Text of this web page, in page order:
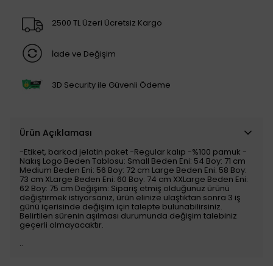
2500 TL Üzeri Ücretsiz Kargo
İade ve Değişim
3D Security ile Güvenli Ödeme
Ürün Açıklaması
-Etiket, barkod jelatin paket -Regular kalıp -%100 pamuk -
Nakış Logo Beden Tablosu: Small Beden Eni: 54 Boy: 71 cm
Medium Beden Eni: 56 Boy: 72 cm Large Beden Eni: 58 Boy:
73 cm XLarge Beden Eni: 60 Boy: 74 cm XXLarge Beden Eni:
62 Boy: 75 cm Değişim: Sipariş etmiş olduğunuz ürünü
değiştirmek istiyorsanız, ürün elinize ulaştıktan sonra 3 iş
günü içerisinde değişim için talepte bulunabilirsiniz.
Belirtilen sürenin aşılması durumunda değişim talebiniz
geçerli olmayacaktır.
..